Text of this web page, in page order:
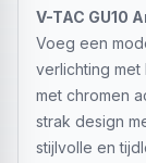
V-TAC GU10
Voeg een
verlichting met
met chromen
strak design
stijlvolle en